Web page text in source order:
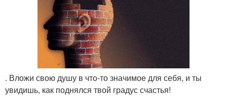
. Вложи свою душу в что-то значимое для себя, и ты
увидишь, как поднялся твой градус счастья!